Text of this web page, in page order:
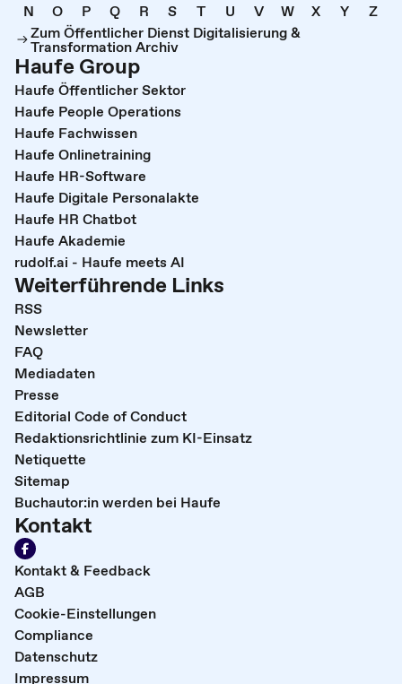
N
O P Q R S T U V W X Y
Z
Zum Öffentlicher Dienst Digitalisierung &
Transformation Archiv
Haufe Group
Haufe Öffentlicher Sektor
Haufe People Operations
Haufe Fachwissen
Haufe Onlinetraining
Haufe HR-Software
Haufe Digitale Personalakte
Haufe HR Chatbot
Haufe Akademie
rudolf.ai - Haufe meets AI
Weiterführende Links
RSS
Newsletter
FAQ
Mediadaten
Presse
Editorial Code of Conduct
Redaktionsrichtlinie zum KI-Einsatz
Netiquette
Sitemap
Buchautor:in werden bei Haufe
Kontakt
Kontakt & Feedback
AGB
Cookie-Einstellungen
Compliance
Datenschutz
Impressum